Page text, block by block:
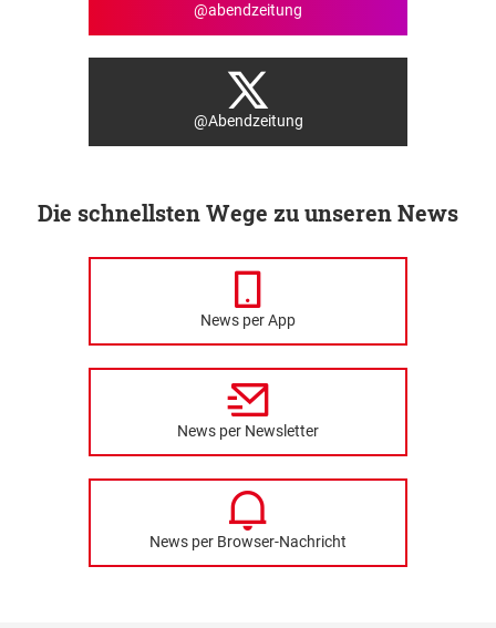
@abendzeitung
@Abendzeitung
Die schnellsten Wege zu unseren News
News per App
News per Newsletter
News per Browser-Nachricht